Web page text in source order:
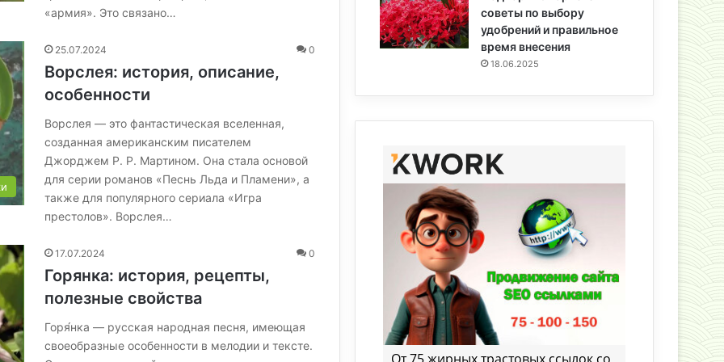
«армия». Это связано…
25.07.2024 0
Ворслея: история, описание,
особенности
Ворслея — это фантастическая вселенная,
созданная американским писателем
Джорджем Р. Р. Мартином. Она стала основой
для серии романов «Песнь Льда и Пламени», а
также для популярного сериала «Игра
престолов». Ворслея…
17.07.2024 0
Горянка: история, рецепты,
полезные свойства
Горя́нка — русская народная песня, имеющая
своеобразные особенности в мелодии и тексте.
советы по выбору
удобрений и правильное
время внесения
18.06.2025